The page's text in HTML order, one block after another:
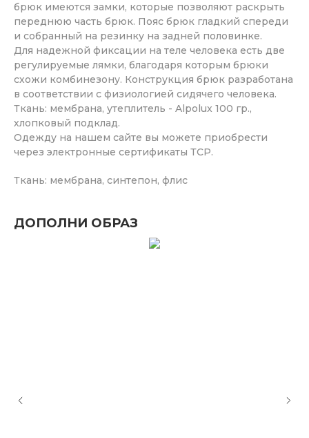
брюк имеются замки, которые позволяют раскрыть
переднюю часть брюк. Пояс брюк гладкий спереди
и собранный на резинку на задней половинке.
Для надежной фиксации на теле человека есть две
регулируемые лямки, благодаря которым брюки
схожи комбинезону. Конструкция брюк разработана
в соответствии с физиологией сидячего человека.
Ткань: мембрана, утеплитель - Alpolux 100 гр.,
хлопковый подклад.
Одежду на нашем сайте вы можете приобрести
через электронные сертификаты ТСР.
Ткань: мембрана, синтепон, флис
ДОПОЛНИ ОБРАЗ